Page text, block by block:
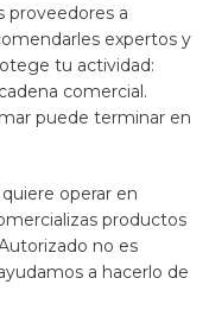
proveedores a
expertos y
tu actividad:
comercial.
puede terminar en
operar en
productos
no es
a hacerlo de